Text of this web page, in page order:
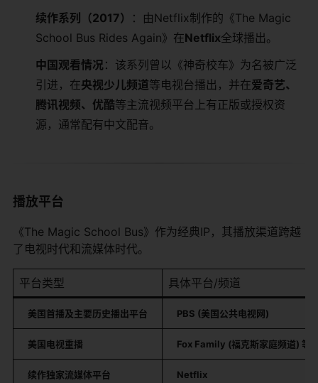
续作系列（2017）
：由Netflix制作的《The Magic
School Bus Rides Again》在Netflix全球播出。
中国观看情况：该系列曾以《神奇校车》为名被广泛
引进，在央视少儿频道等电视台播出，并在爱奇艺、
腾讯视频、优酷等主流视频平台上有正版或授权资
源，通常配有中文配音。
播放平台
《The Magic School Bus》作为经典IP，其播放渠道跨越
了电视时代和流媒体时代。
平台类型 具体平台/频道
美国首播及主要历史播出平台 PBS (美国公共电视网)
美国电视重播 Fox Family (福克斯家庭频道) 等
续作独家流媒体平台 Netflix